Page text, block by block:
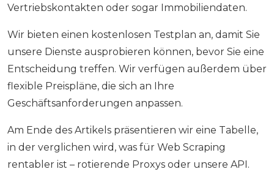
Vertriebskontakten oder sogar Immobiliendaten.
Wir bieten einen kostenlosen Testplan an, damit Sie
unsere Dienste ausprobieren können, bevor Sie eine
Entscheidung treffen. Wir verfügen außerdem über
flexible Preispläne, die sich an Ihre
Geschäftsanforderungen anpassen.
Am Ende des Artikels präsentieren wir eine Tabelle,
in der verglichen wird, was für Web Scraping
rentabler ist – rotierende Proxys oder unsere API.